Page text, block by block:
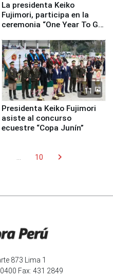
La presidenta Keiko
Fujimori, participa en la
ceremonia “One Year To Go
11
Presidenta Keiko Fujimori
asiste al concurso
ecuestre “Copa Junín”
... 10 chevron_right
873 Lima 1
Fax: 431 2849